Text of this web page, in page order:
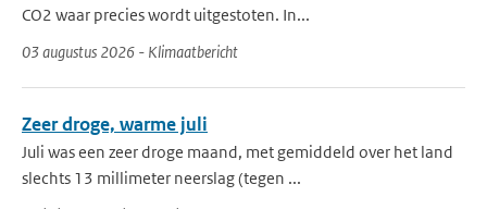
CO2 waar precies wordt uitgestoten. In...
03 augustus 2026 - Klimaatbericht
Zeer droge, warme juli
Juli was een zeer droge maand, met gemiddeld over het land
slechts 13 millimeter neerslag (tegen ...